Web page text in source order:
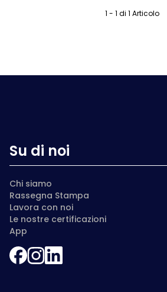
VISURA IPOTECARIA
1 - 1 di 1 Articolo
Su di noi
Chi siamo
Rassegna Stampa
Lavora con noi
Le nostre certificazioni
App